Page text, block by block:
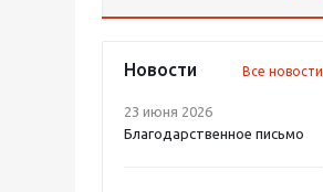
Новости Все новости
23 июня 2026
Благодарственное письмо